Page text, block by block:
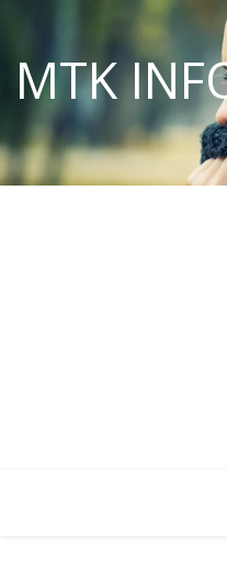
MTK